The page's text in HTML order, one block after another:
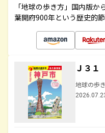
「地球の歩き方」国内版
葉開府900年という歴史的
Ｊ３
地球の歩